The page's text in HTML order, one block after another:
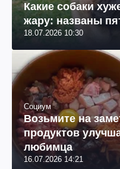
Какие собаки
жару: названы
18.07.2026 10:30
Социум
Возьмите на
продуктов
любимца
16.07.2026 14:21